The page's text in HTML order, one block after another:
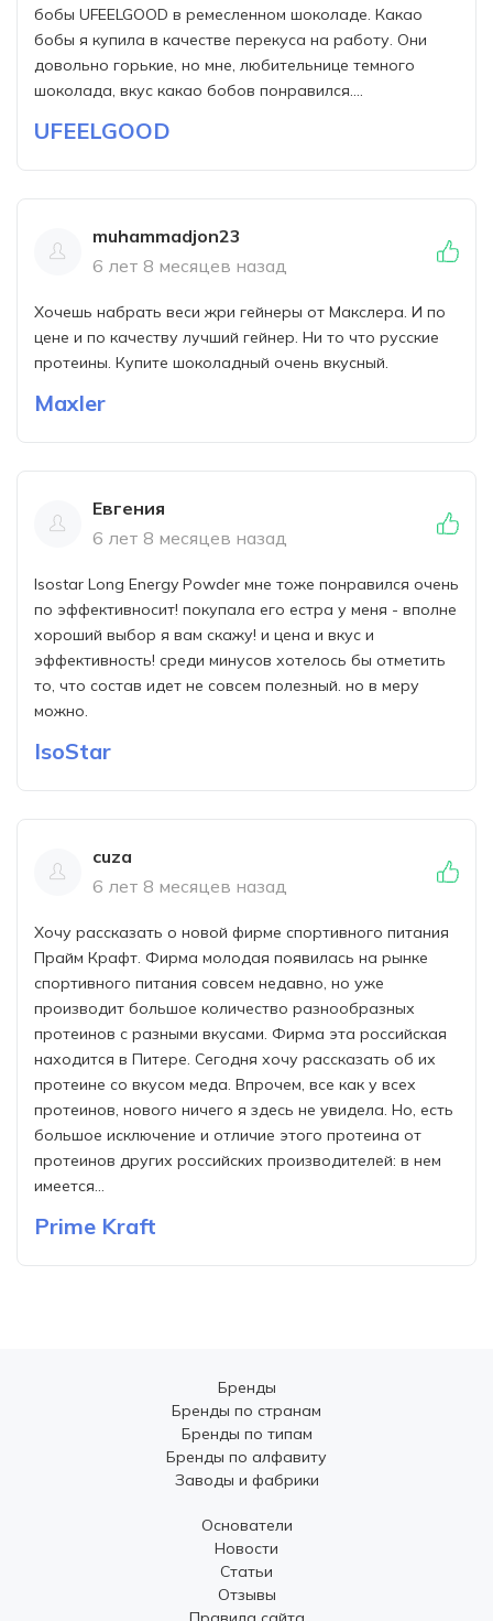
бобы UFEELGOOD в ремесленном шоколаде. Какао
бобы я купила в качестве перекуса на работу. Они
довольно горькие, но мне, любительнице темного
шоколада, вкус какао бобов понравился....
UFEELGOOD
muhammadjon23
6 лет 8 месяцев назад
Хочешь набрать веси жри гейнеры от Макслера. И по
цене и по качеству лучший гейнер. Ни то что русские
протеины. Купите шоколадный очень вкусный.
Maxler
Евгения
6 лет 8 месяцев назад
Isostar Long Energy Powder мне тоже понравился очень
по эффективносит! покупала его естра у меня - вполне
хороший выбор я вам скажу! и цена и вкус и
эффективность! среди минусов хотелось бы отметить
то, что состав идет не совсем полезный. но в меру
можно.
IsoStar
cuza
6 лет 8 месяцев назад
Хочу рассказать о новой фирме спортивного питания
Прайм Крафт. Фирма молодая появилась на рынке
спортивного питания совсем недавно, но уже
производит большое количество разнообразных
протеинов с разными вкусами. Фирма эта российская
находится в Питере. Сегодня хочу рассказать об их
протеине со вкусом меда. Впрочем, все как у всех
протеинов, нового ничего я здесь не увидела. Но, есть
большое исключение и отличие этого протеина от
протеинов других российских производителей: в нем
имеется...
Prime Kraft
Бренды
Бренды по странам
Бренды по типам
Бренды по алфавиту
Заводы и фабрики
Основатели
Новости
Статьи
Отзывы